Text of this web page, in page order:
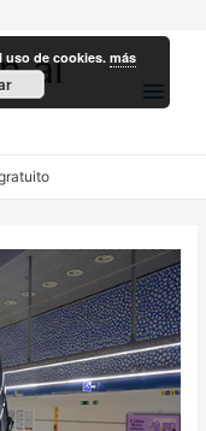
al
uso de cookies.más